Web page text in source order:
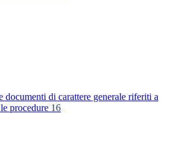
documenti di carattere generale riferiti a
procedure 16